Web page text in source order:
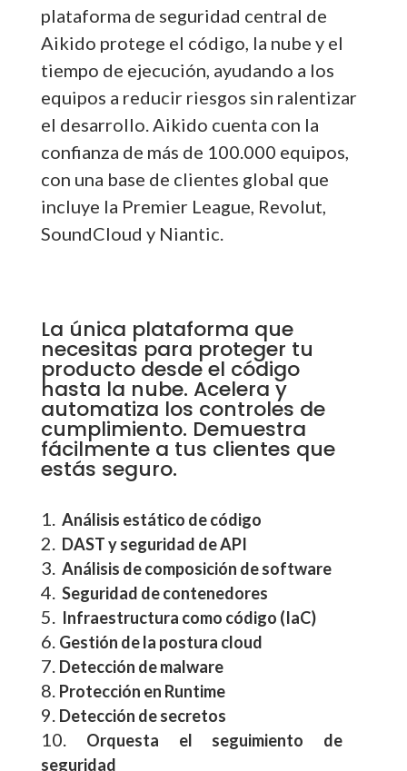
plataforma de seguridad central de
Aikido protege el código, la nube y el
tiempo de ejecución, ayudando a los
equipos a reducir riesgos sin ralentizar
el desarrollo. Aikido cuenta con la
confianza de más de 100.000 equipos,
con una base de clientes global que
incluye la Premier League, Revolut,
SoundCloud y Niantic.
La única plataforma que
necesitas para proteger tu
producto desde el código
hasta la nube. Acelera y
automatiza los controles de
cumplimiento. Demuestra
fácilmente a tus clientes que
estás seguro.
Análisis estático de código
DAST y seguridad de API
Análisis de composición de software
Seguridad de contenedores
Infraestructura como código (IaC)
Gestión de la postura cloud
Detección de malware
Protección en Runtime
Detección de secretos
Orquesta el seguimiento de
seguridad